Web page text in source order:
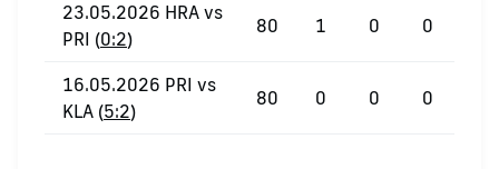
23.05.2026 HRA vs
PRI (0:2)
80 1 0 0
16.05.2026 PRI vs
KLA (5:2)
80 0 0 0